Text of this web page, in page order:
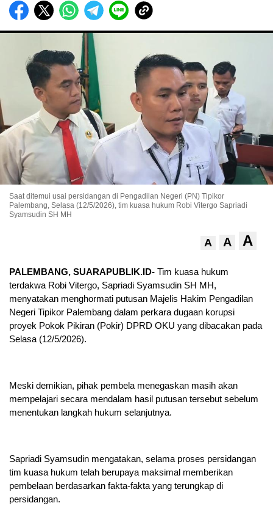
Saat ditemui usai persidangan di Pengadilan Negeri (PN) Tipikor
Palembang, Selasa (12/5/2026), tim kuasa hukum Robi Vitergo Sapriadi
Syamsudin SH MH
A A A
PALEMBANG, SUARAPUBLIK.ID- Tim kuasa hukum
terdakwa Robi Vitergo, Sapriadi Syamsudin SH MH,
menyatakan menghormati putusan Majelis Hakim Pengadilan
Negeri Tipikor Palembang dalam perkara dugaan korupsi
proyek Pokok Pikiran (Pokir) DPRD OKU yang dibacakan pada
Selasa (12/5/2026).
Meski demikian, pihak pembela menegaskan masih akan
mempelajari secara mendalam hasil putusan tersebut sebelum
menentukan langkah hukum selanjutnya.
Sapriadi Syamsudin mengatakan, selama proses persidangan
tim kuasa hukum telah berupaya maksimal memberikan
pembelaan berdasarkan fakta-fakta yang terungkap di
persidangan.